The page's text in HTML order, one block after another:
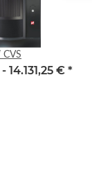
CVS
- 14.131,25 € *